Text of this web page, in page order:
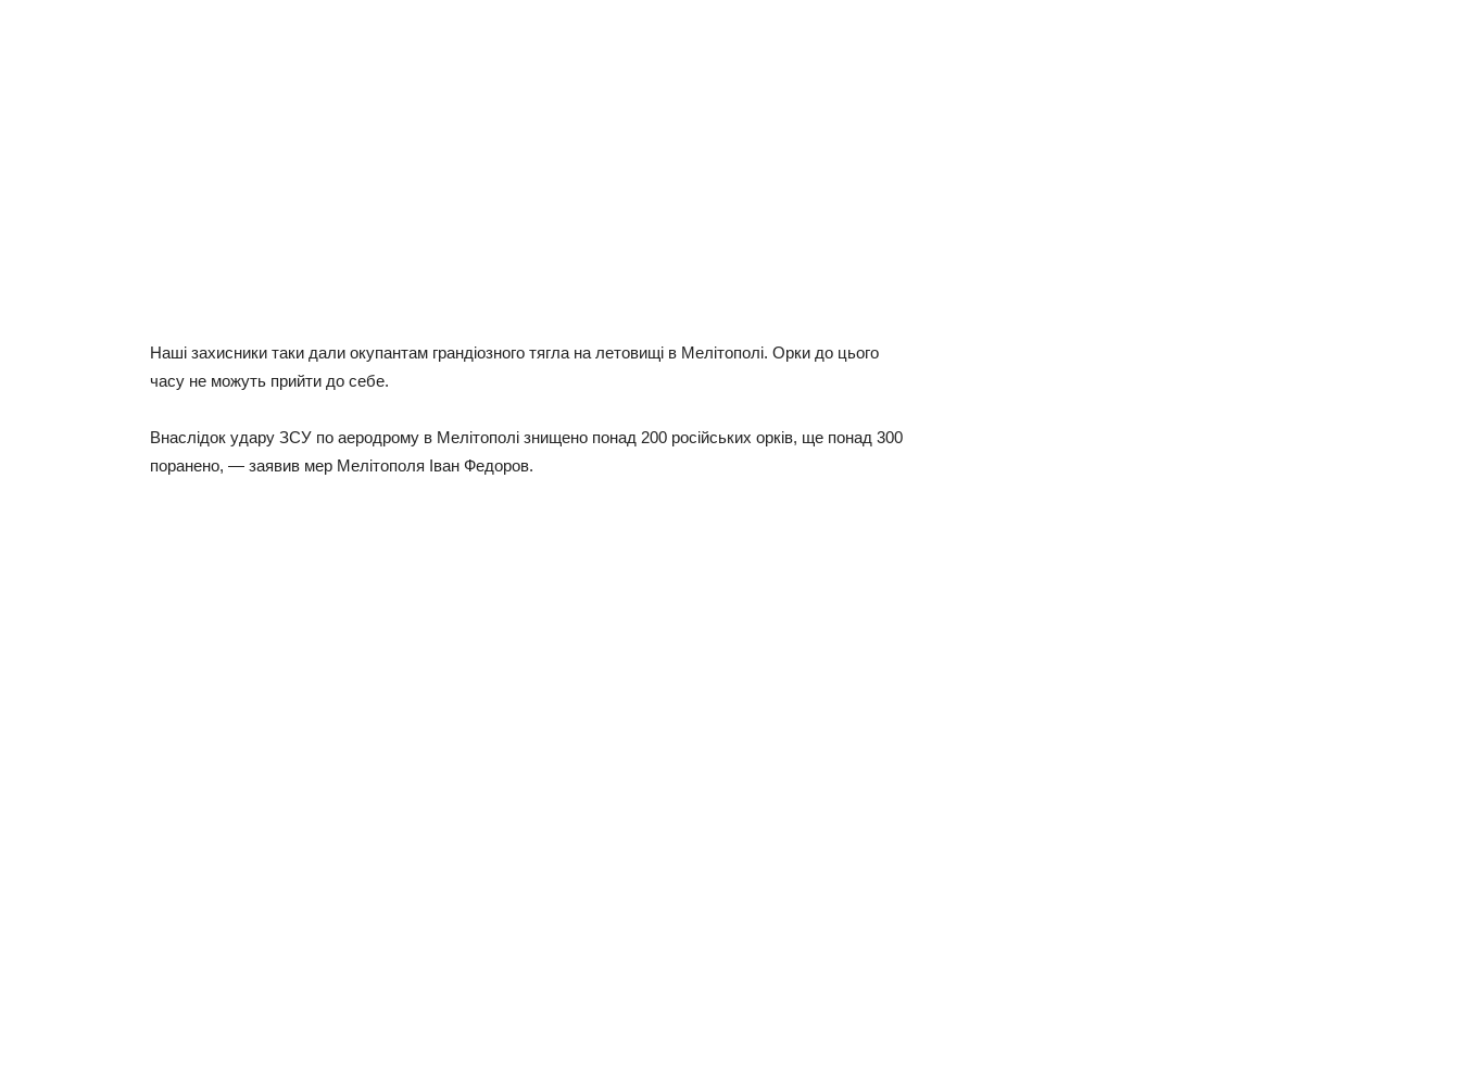
Наші захисники таки дали окупантам грандіозного тягла на летовищі в Мелітополі. Орки до цього
часу не можуть прийти до себе.
Внаслідок удару ЗСУ по аеродрому в Мелітополі знищено понад 200 російських орків, ще понад 300
поранено, — заявив мер Мелітополя Іван Федоров.